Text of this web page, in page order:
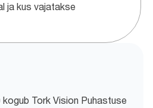
ja kus vajatakse
Tork Vision Puhastuse